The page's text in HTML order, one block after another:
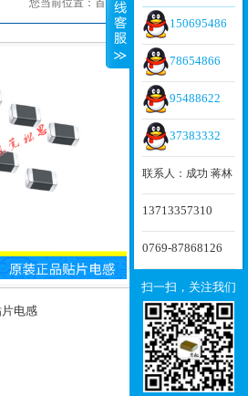
您当前位置： 首页> 产品展示
片电感
150695486
78654866
95488622
37383332
联系人：成功 蒋林
13713357310
0769-87868126
扫一扫，关注我们